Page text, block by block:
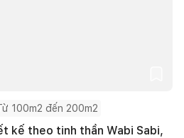
100m2 đến 200m2
kế theo tinh thần Wabi Sabi,